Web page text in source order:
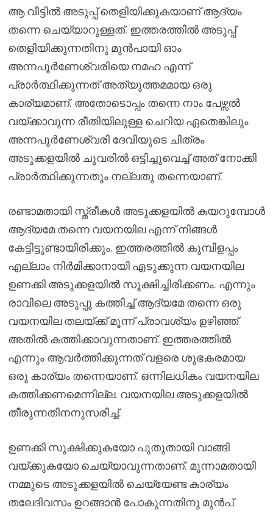
ആ വീട്ടിൽ അടുപ്പ് തെളിയിക്കുകയാണ് ആദ്യം
തന്നെ ചെയ്യാറുള്ളത്. ഇത്തരത്തിൽ അടുപ്പ്
തെളിയിക്കുന്നതിനു മുൻപായി ഓം
അന്നപൂർണേശ്വരിയെ നമഹ എന്ന്
പ്രാർത്ഥിക്കുന്നത് അത്യുത്തമമായ ഒരു
കാര്യമാണ്. അതോടൊപ്പം തന്നെ നാം പേഴ്സൽ
വയ്ക്കാവുന്ന രീതിയിലുള്ള ചെറിയ ഏതെങ്കിലും
അന്നപൂർണേശ്വരി ദേവിയുടെ ചിത്രം
അടുക്കളയിൽ ചുവരിൽ ഒട്ടിച്ചുവെച്ച് അത് നോക്കി
പ്രാർത്ഥിക്കുന്നതും നല്ലതു തന്നെയാണ്.
രണ്ടാമതായി സ്ത്രീകൾ അടുക്കളയിൽ കയറുമ്പോൾ
ആദ്യമേ തന്നെ വയനയില എന്ന് നിങ്ങൾ
കേട്ടിട്ടുണ്ടായിരിക്കും. ഇത്തരത്തിൽ കുമ്പിളപ്പം
എല്ലാം നിർമിക്കാനായി എടുക്കുന്ന വയനയില
ഉണക്കി അടുക്കളയിൽ സൂക്ഷിച്ചിരിക്കണം. എന്നും
രാവിലെ അടുപ്പു കത്തിച്ച് ആദ്യമേ തന്നെ ഒരു
വയനയില തലയ്ക്ക് മൂന്ന് പ്രാവശ്യം ഉഴിഞ്ഞ്
അതിൽ കത്തിക്കാവുന്നതാണ്. ഇത്തരത്തിൽ
എന്നും ആവർത്തിക്കുന്നത് വളരെ ശുഭകരമായ
ഒരു കാര്യം തന്നെയാണ്. ഒന്നിലധികം വയനയില
കത്തിക്കണമെന്നില്ല. വയനയില അടുക്കളയിൽ
തീരുന്നതിനനുസരിച്ച്.
ഉണക്കി സൂക്ഷിക്കുകയോ പുതുതായി വാങ്ങി
വയ്ക്കുകയോ ചെയ്യാവുന്നതാണ്. മൂന്നാമതായി
നമ്മുടെ അടുക്കളയിൽ ചെയ്യേണ്ട കാര്യം
തലേദിവസം ഉറങ്ങാൻ പോകുന്നതിനു മുൻപ്